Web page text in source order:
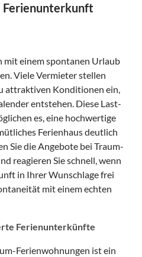
Ferienunterkunft
mit einem spontanen Urlaub
Viele Vermieter stellen
attraktiven Konditionen ein,
entstehen. Diese Last-
es, eine hochwertige
Ferienhaus deutlich
Sie die Angebote bei Traum-
reagieren Sie schnell, wenn
in Ihrer Wunschlage frei
mit einem echten
Ferienunterkünfte
Ferienwohnungen ist ein